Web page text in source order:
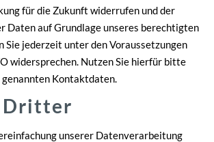
für die Zukunft widerrufen und der
Daten auf Grundlage unseres berechtigten
Sie jederzeit unter den Voraussetzungen
widersprechen. Nutzen Sie hierfür bitte
genannten Kontaktdaten.
Dritter
unserer Datenverarbeitung